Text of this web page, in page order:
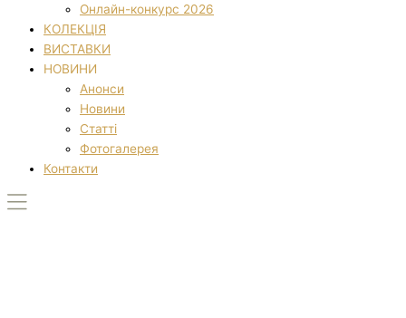
Онлайн-конкурс 2026
КОЛЕКЦІЯ
ВИСТАВКИ
НОВИНИ
Анонси
Новини
Статті
Фотогалерея
Контакти